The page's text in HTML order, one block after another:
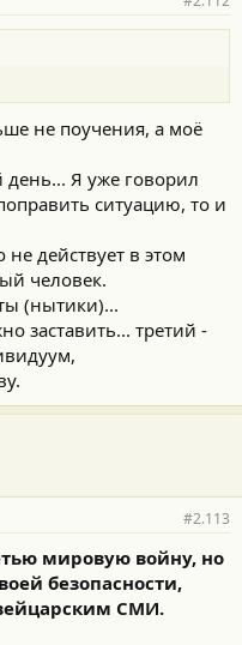
не поучения, а моё
Я уже говорил
ситуацию, то и
действует в этом
человек.
(нытики)...
заставить... третий -
#2.113
мировую войну, но
безопасности,
СМИ.